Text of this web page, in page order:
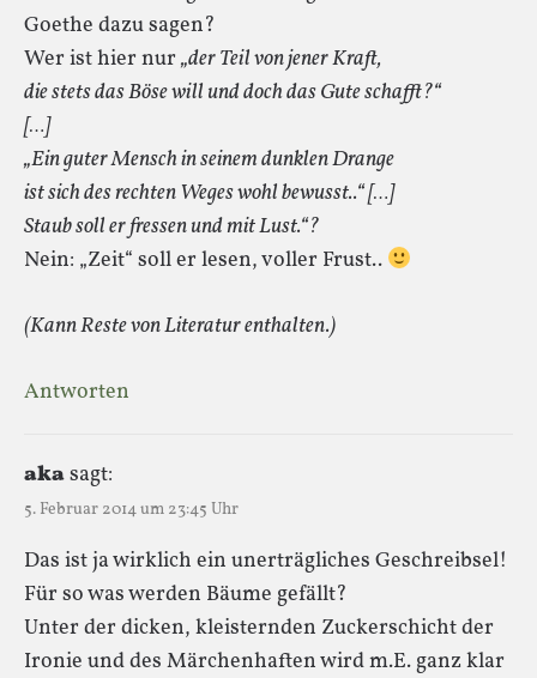
Goethe dazu sagen?
Wer ist hier nur „der Teil von jener Kraft,
die stets das Böse will und doch das Gute schafft?“
[…]
„Ein guter Mensch in seinem dunklen Drange
ist sich des rechten Weges wohl bewusst..“ […]
Staub soll er fressen und mit Lust.“?
Nein: „Zeit“ soll er lesen, voller Frust..
(Kann Reste von Literatur enthalten.)
Antworten
akasagt:
5. Februar 2014 um 23:45 Uhr
Das ist ja wirklich ein unerträgliches Geschreibsel!
Für so was werden Bäume gefällt?
Unter der dicken, kleisternden Zuckerschicht der
Ironie und des Märchenhaften wird m.E. ganz klar